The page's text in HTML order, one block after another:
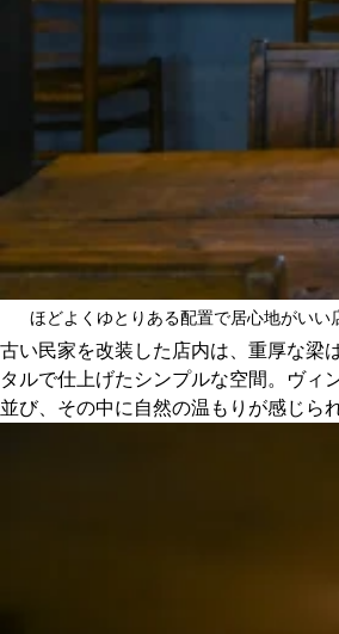
ほどよくゆとりある配置で居心地がいい
古い民家を改装した店内は、重厚な梁
タルで仕上げたシンプルな空間。ヴィ
並び、その中に自然の温もりが感じられ